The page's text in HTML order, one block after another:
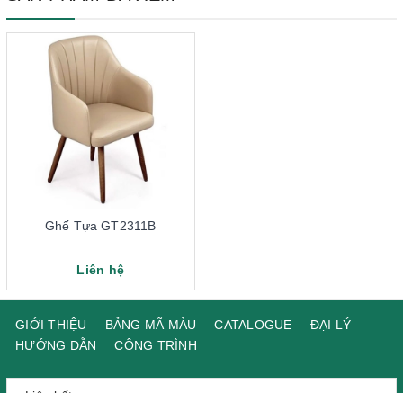
Ghế Tựa GT2311B
Liên hệ
GIỚI THIỆU BẢNG MÃ MÀU CATALOGUE
ĐẠI LÝ
HƯỚNG DẪN
CÔNG TRÌNH